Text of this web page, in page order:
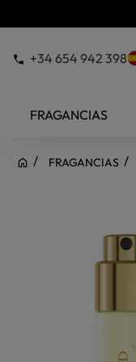
+34 654 942 398
FRAGANCIAS
FRAGANCIAS